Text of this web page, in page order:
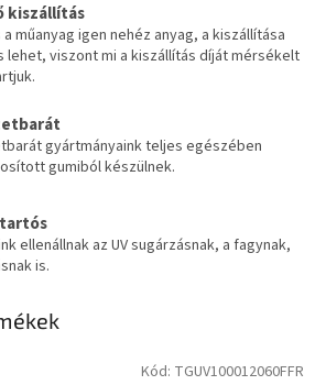
kiszállítás
a műanyag igen nehéz anyag, a kiszállítása
lehet, viszont mi a kiszállítás díját mérsékelt
gyártmányaink teljes egészében
gumiból készülnek.
ellenállnak az UV sugárzásnak, a fagynak,
is.
Kód: TGUV100012060FFR